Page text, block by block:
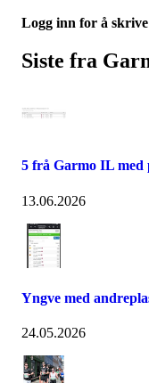
Logg inn for å
Siste fra
5 frå Garmo IL med
13.06.2026
Yngve med
24.05.2026